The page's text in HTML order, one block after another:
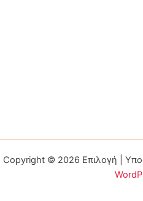
Copyright © 2026 Επιλογή |